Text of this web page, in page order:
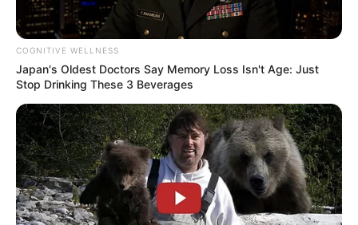
Fail! 10 Potret Makanan Gagal
Dimasak yang Bikin Kamu
Nggak Selera
COGNITIVE WELLNESS
Japan's Oldest Doctors Say Memory Loss Isn't Age: Just
Stop Drinking These 3 Beverages